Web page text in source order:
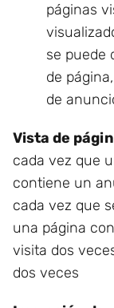
páginas
se puede
de
de
Vista de
cada vez que
contiene un
cada vez que
una página
visita dos
dos veces